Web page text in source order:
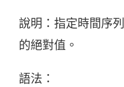
說明：指定時間序
的絕對值。
語法：